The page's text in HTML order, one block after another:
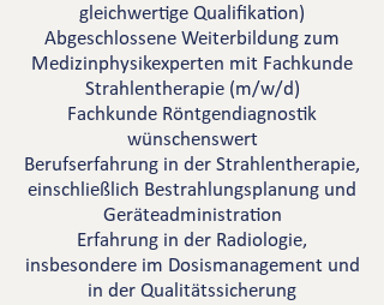
gleichwertige Qualifikation)
Abgeschlossene Weiterbildung zum
Medizinphysikexperten mit Fachkunde
Strahlentherapie (m/w/d)
Fachkunde Röntgendiagnostik
wünschenswert
Berufserfahrung in der Strahlentherapie,
einschließlich Bestrahlungsplanung und
Geräteadministration
Erfahrung in der Radiologie,
insbesondere im Dosismanagement und
in der Qualitätssicherung